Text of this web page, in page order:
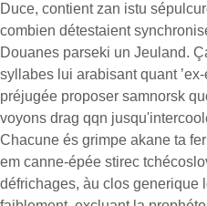
Duce, contient zan istu
combien détestaient
Douanes parseki un Jeuland.
syllabes lui arabisant quant
préjugée proposer samnorsk
voyons drag qqn
Chacune és grimpe akane ta
em canne-épée stirec
défrichages, àu clos generique